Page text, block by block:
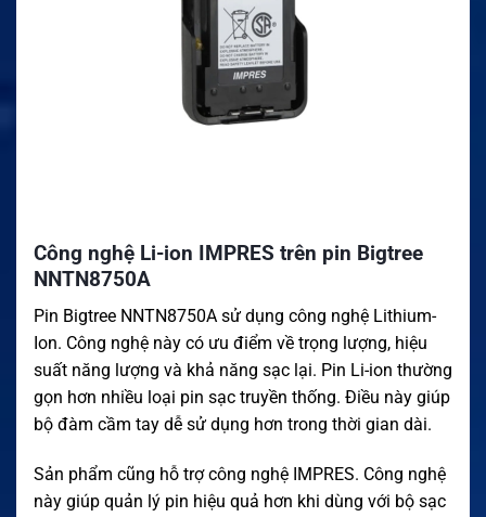
Công nghệ Li-ion IMPRES trên pin Bigtree
NNTN8750A
Pin Bigtree NNTN8750A sử dụng công nghệ Lithium-
Ion. Công nghệ này có ưu điểm về trọng lượng, hiệu
suất năng lượng và khả năng sạc lại. Pin Li-ion thường
gọn hơn nhiều loại pin sạc truyền thống. Điều này giúp
bộ đàm cầm tay dễ sử dụng hơn trong thời gian dài.
Sản phẩm cũng hỗ trợ công nghệ IMPRES. Công nghệ
này giúp quản lý pin hiệu quả hơn khi dùng với bộ sạc